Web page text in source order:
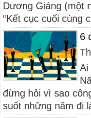
Dương Giáng (một
“Kết cục cuối cùng
6
Ai
đừng hỏi vì sao
suốt những năm đi